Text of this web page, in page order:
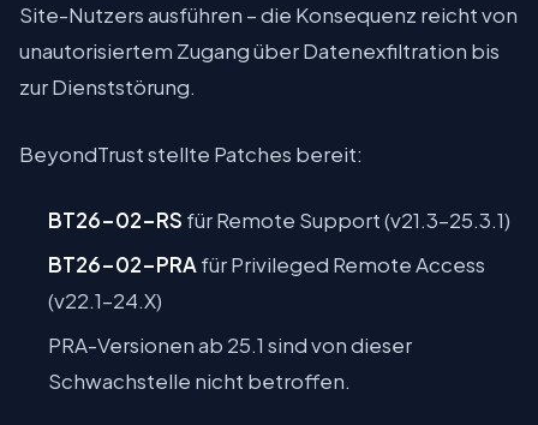
Site-Nutzers ausführen – die Konsequenz reicht von
unautorisiertem Zugang über Datenexfiltration bis
zur Dienststörung.
BeyondTrust stellte Patches bereit:
BT26-02-RS für Remote Support (v21.3–25.3.1)
BT26-02-PRA für Privileged Remote Access
(v22.1–24.X)
PRA-Versionen ab 25.1 sind von dieser
Schwachstelle nicht betroffen.